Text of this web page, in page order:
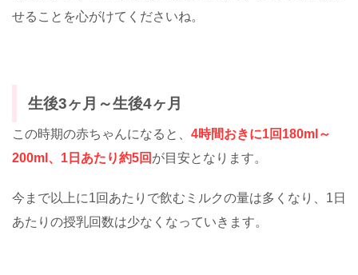
せることを心がけてくださいね。
生後3ヶ月～生後4ヶ月
この時期の赤ちゃんになると、 4時間おきに1回180ml～
200ml、1日あたり約5回 が目安となります。
今まで以上に1回あたりで飲むミルクの量は多くなり、1日
あたりの授乳回数は少なくなっていきます。